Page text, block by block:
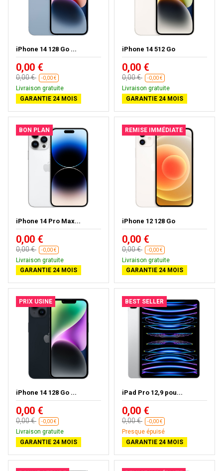
iPhone 14 128 Go ...
0,00 €
0,00 € -0,00 €
Livraison gratuite
GARANTIE 24 MOIS
iPhone 14 512 Go
0,00 €
0,00 € -0,00 €
Livraison gratuite
GARANTIE 24 MOIS
BON PLAN
iPhone 14 Pro Max...
0,00 €
0,00 € -0,00 €
Livraison gratuite
GARANTIE 24 MOIS
REMISE IMMÉDIATE
iPhone 12 128 Go
0,00 €
0,00 € -0,00 €
Livraison gratuite
GARANTIE 24 MOIS
PRIX USINE
iPhone 14 128 Go ...
0,00 €
0,00 € -0,00 €
Livraison gratuite
GARANTIE 24 MOIS
BEST SELLER
iPad Pro 12,9 pou...
0,00 €
0,00 € -0,00 €
Presque épuisé
GARANTIE 24 MOIS